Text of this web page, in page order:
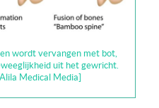
wordt vervangen met bot,
uit het gewricht.
Medical Media]